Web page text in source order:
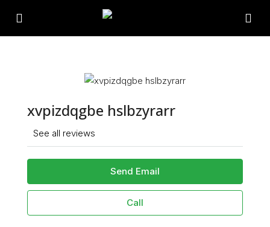
xvpizdqgbe hslbzyrarr
See all reviews
Send Email
Call